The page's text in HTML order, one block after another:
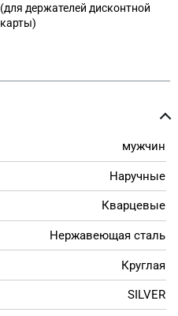
(для держателей дисконтной
карты)
мужчин
Наручные
Кварцевые
Нержавеющая сталь
Круглая
SILVER